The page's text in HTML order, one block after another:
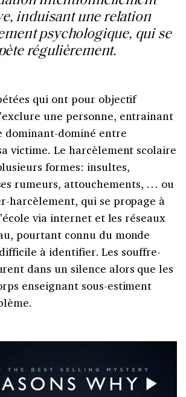
induisant une relation
psychologique, qui se
régulièrement.
qui ont pour objectif
une personne, entrainant
dominant-dominé entre
victime. Le harcèlement scolaire
formes: insultes,
rumeurs, attouchements, … ou
harcèlement, qui se propage à
via internet et les réseaux
pourtant connu du monde
à identifier. Les souffre-
dans un silence alors que les
enseignant sous-estiment